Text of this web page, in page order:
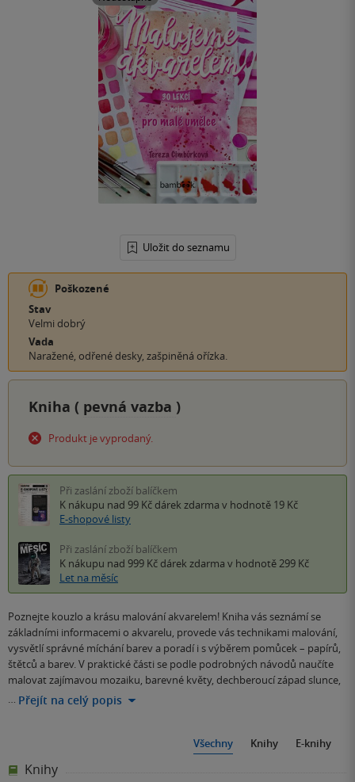
Uložit do seznamu
Poškozené
Stav
Velmi dobrý
Vada
Naražené, odřené desky, zašpiněná ořízka.
Kniha ( pevná vazba )
Produkt je vyprodaný.
Při zaslání zboží balíčkem
K nákupu nad 99 Kč dárek zdarma v hodnotě 19 Kč
E-shopové listy
Při zaslání zboží balíčkem
K nákupu nad 999 Kč dárek zdarma v hodnotě 299 Kč
Let na měsíc
Poznejte kouzlo a krásu malování akvarelem! Kniha vás seznámí se
základními informacemi o akvarelu, provede vás technikami malování,
vysvětlí správné míchání barev a poradí i s výběrem pomůcek – papírů,
štětců a barev. V praktické části se podle podrobných návodů naučíte
malovat zajímavou mozaiku, barevné květy, dechberoucí západ slunce,
… Přejít na celý popis
Všechny Knihy E-knihy
Knihy